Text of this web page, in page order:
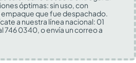
óptimas: sin uso, con
que fue despachado.
a nuestra línea nacional: 01
0340, o envía un correo a